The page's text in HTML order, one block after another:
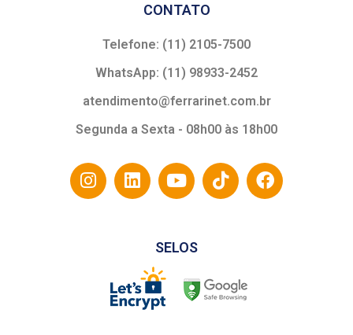
CONTATO
Telefone: (11) 2105-7500
WhatsApp: (11) 98933-2452
atendimento@ferrarinet.com.br
Segunda a Sexta - 08h00 às 18h00
SELOS